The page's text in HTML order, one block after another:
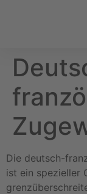
Die deutsch-
ist ein spezieller